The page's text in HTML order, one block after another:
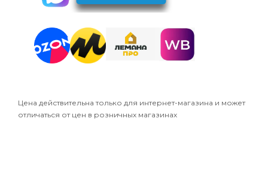
Цена действительна только для интернет-магазина и может
отличаться от цен в розничных магазинах